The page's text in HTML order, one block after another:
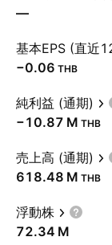
—
基本EPS (直近
−0.06 THB
純利益 (通期)
‪−10.87 M‬ THB
売上高 (通期)
‪618.48 M‬ THB
浮動株
‪72.34 M‬